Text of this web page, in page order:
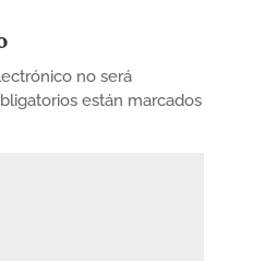
no será
están marcados